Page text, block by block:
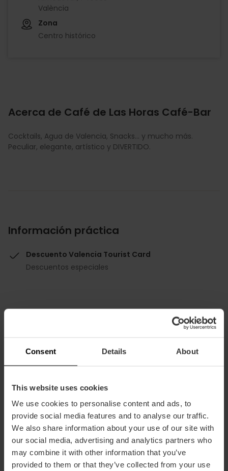
Consent Details About
This website uses cookies
We use cookies to personalise content and ads, to
provide social media features and to analyse our traffic.
We also share information about your use of our site with
our social media, advertising and analytics partners who
may combine it with other information that you’ve
provided to them or that they’ve collected from your use
València
Zona
Centro histórico
Acerca de Café de Las Horas Café-Bar
Cocktails, Agua de Valencia, Snacks... y mucho más.
Peculiar, elegante, artístico y DIVERTIDO.
Información práctica
Descuento Valencia Tourist Card
Descuentos especiales
Cómo llegar
Calle Conde de Almodóvar, 1 46003 València